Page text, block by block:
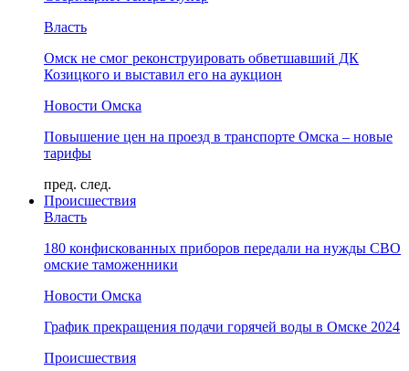
Власть
Омск не смог реконструировать обветшавший ДК
Козицкого и выставил его на аукцион
Новости Омска
Повышение цен на проезд в транспорте Омска – новые
тарифы
пред. след.
Происшествия
Власть
180 конфискованных приборов передали на нужды СВО
омские таможенники
Новости Омска
График прекращения подачи горячей воды в Омске 2024
Происшествия